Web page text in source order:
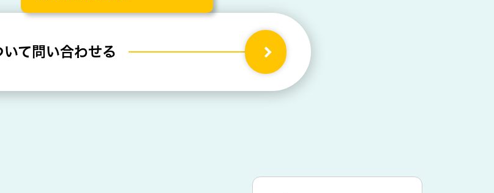
いて 問い合わせる